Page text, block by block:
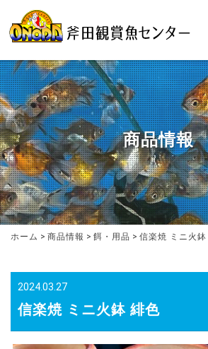
商品情報
ホーム > 商品情報 > 餌・用品 > 信楽焼 ミニ火鉢
2024.03.27
信楽焼 ミニ火鉢 緋色